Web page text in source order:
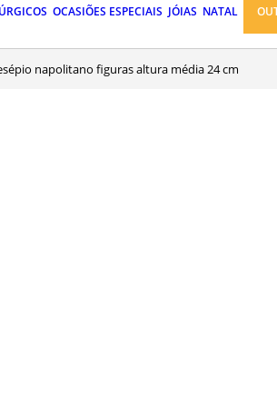
OCASIÕES ESPECIAIS JÓIAS NATAL
napolitano figuras altura média 24 cm